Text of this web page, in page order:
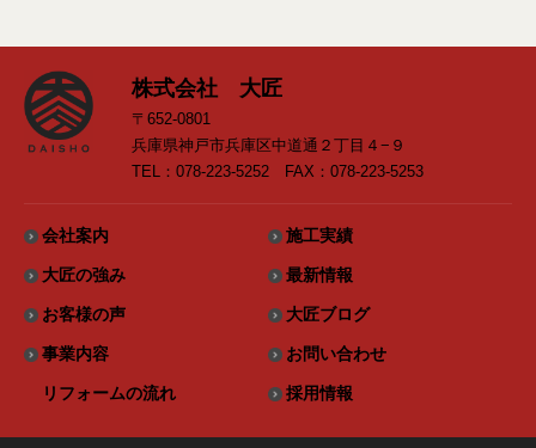
株式会社 大匠
〒652-0801
兵庫県神戸市兵庫区中道通２丁目４−９
TEL：078-223-5252 FAX：078-223-5253
会社案内 施工実績
大匠の強み 最新情報
お客様の声 大匠ブログ
事業内容 お問い合わせ
リフォームの流れ 採用情報